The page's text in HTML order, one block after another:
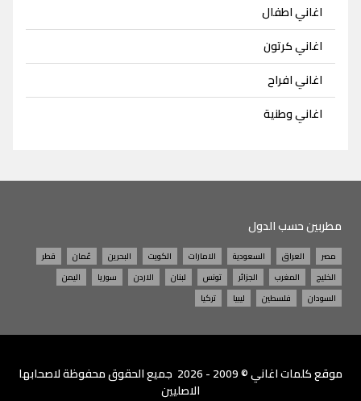
اغاني اطفال
اغاني كرتون
اغاني افراح
اغاني وطنية
مطربين حسب الدول
مصر العراق السعودية الامارات الكويت البحرين عُمان
قطر
الخليج
المغرب الجزائر تونس لبنان الاردن سوريا
اليمن
السودان
فلسطين ليبيا تركيا
موقعكلمات اغاني
© 2009 - 2026 جميع الحقوق محفوظة لاصحابها
الاصليين